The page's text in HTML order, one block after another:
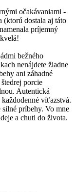
očakávaniami -
(ktorú dostala aj táto
príjemný
bežného
nenájdete žiadne
ani záhadné
porcie
Autentická
víťazstvá.
silné príbehy. Vo mne
a chuti do života.